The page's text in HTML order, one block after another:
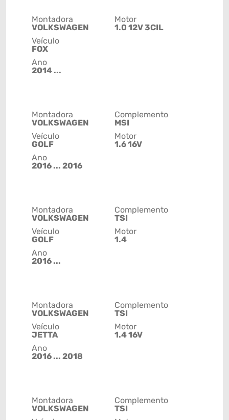
Montadora
VOLKSWAGEN
Veículo
FOX
Ano
2014 ...
Motor
1.0 12V 3CIL
Montadora
VOLKSWAGEN
Veículo
GOLF
Ano
2016 ... 2016
Complemento
MSI
Motor
1.6 16V
Montadora
VOLKSWAGEN
Veículo
GOLF
Ano
2016 ...
Complemento
TSI
Motor
1.4
Montadora
VOLKSWAGEN
Veículo
JETTA
Ano
2016 ... 2018
Complemento
TSI
Motor
1.4 16V
Montadora
VOLKSWAGEN
Complemento
TSI